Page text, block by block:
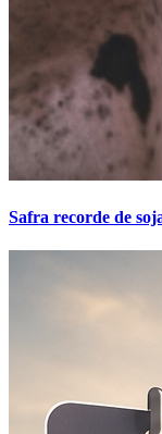
Safra recorde de